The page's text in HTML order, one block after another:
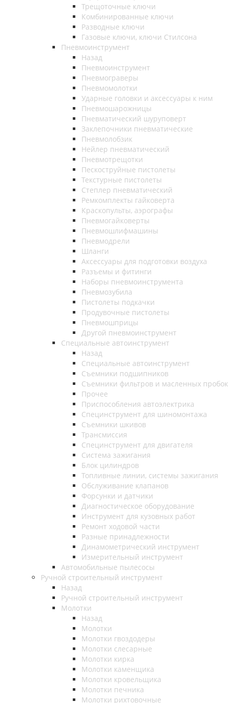
Трещоточные ключи
Комбинированные ключи
Разводные ключи
Газовые ключи, ключи Стилсона
Пневмоинструмент
Назад
Пневмоинструмент
Пневмограверы
Пневмомолотки
Ударные головки и аксессуары к ним
Пневмошарожницы
Пневматический шуруповерт
Заклепочники пневматические
Пневмолобзик
Нейлер пневматический
Пневмотрещотки
Пескоструйные пистолеты
Текстурные пистолеты
Степлер пневматический
Ремкомплекты гайковерта
Краскопульты, аэрографы
Пневмогайковерты
Пневмошлифмашины
Пневмодрели
Шланги
Аксессуары для подготовки воздуха
Разъемы и фитинги
Наборы пневмоинструмента
Пневмозубила
Пистолеты подкачки
Продувочные пистолеты
Пневмошприцы
Другой пневмоинструмент
Специальные автоинструмент
Назад
Специальные автоинструмент
Съемники подшипников
Съемники фильтров и масленных пробок
Прочее
Приспособления автоэлектрика
Специнструмент для шиномонтажа
Съемники шкивов
Трансмиссия
Специнструмент для двигателя
Система зажигания
Блок цилиндров
Топливные линии, системы зажигания
Обслуживание клапанов
Форсунки и датчики
Диагностическое оборудование
Инструмент для кузовных работ
Ремонт ходовой части
Разные принадлежности
Динамометрический инструмент
Измерительный инструмент
Автомобильные пылесосы
Ручной строительный инструмент
Назад
Ручной строительный инструмент
Молотки
Назад
Молотки
Молотки гвоздодеры
Молотки слесарные
Молотки кирка
Молотки каменщика
Молотки кровельщика
Молотки печника
Молотки рихтовочные